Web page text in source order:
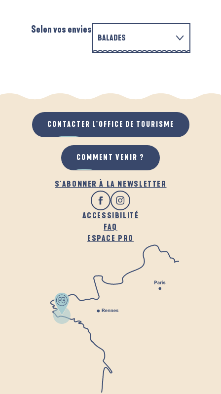
Selon vos envies
BALADES
QUAND IL PLEUT
AU GRAND AIR
S'ABONNER À LA NEWSLETTER
ACCESSIBILITÉ
FAQ
ESPACE PRO
CONTACTER L'OFFICE DE TOURISME
COMMENT VENIR ?